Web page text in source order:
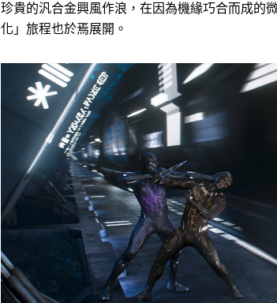
珍貴的汎合金興風作浪，在因為機緣巧合而成的
化」旅程也於焉展開。